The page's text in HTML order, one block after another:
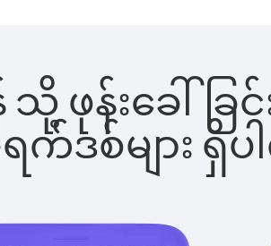
သို့ ဖုန်းခေ
က်ဒစ်များ